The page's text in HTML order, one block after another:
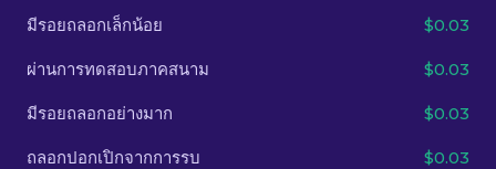
TH
มีรอยถลอกเล็กน้อย $0.03
ผ่านการทดสอบภาคสนาม $0.03
มีรอยถลอกอย่างมาก $0.03
ถลอกปอกเปิกจากการรบ $0.03